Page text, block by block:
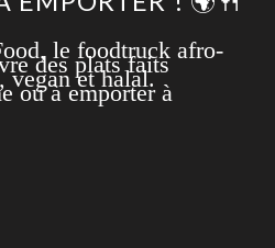
le foodtruck afro-
des plats faits
vegan et halal.
ou à emporter à